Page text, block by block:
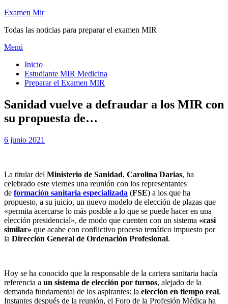
Saltar
contenido
Examen Mir
Todas las noticias para preparar el examen MIR
Menú
Inicio
Estudiante MIR Medicina
Preparar el Examen MIR
Sanidad vuelve a defraudar a los MIR con
su propuesta de…
porExamen MIR
Publicada
6 junio 2021
La titular del Ministerio de Sanidad, Carolina Darias, ha
celebrado este viernes una reunión con los representantes
de formación sanitaria especializada (FSE) a los que ha
propuesto, a su juicio, un nuevo modelo de elección de plazas que
«permita acercarse lo más posible a lo que se puede hacer en una
elección presidencial», de modo que cuenten con un sistema «casi
similar» que acabe con conflictivo proceso temático impuesto por
la Dirección General de Ordenación Profesional.
Hoy se ha conocido que la responsable de la cartera sanitaria hacía
referencia a un sistema de elección por turnos, alejado de la
demanda fundamental de los aspirantes: la elección en tiempo real.
Instantes después de la reunión, el Foro de la Profesión Médica ha